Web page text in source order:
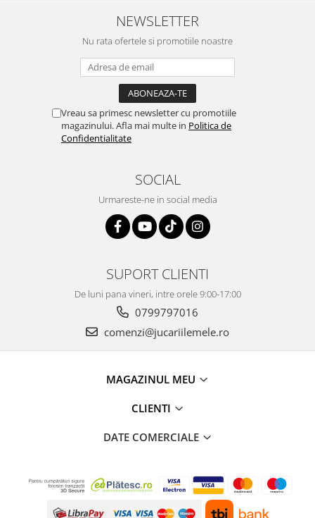
NEWSLETTER
Nu rata ofertele si promotiile noastre
Vreau sa primesc newsletter cu promotiile
magazinului. Afla mai multe in Politica de
Confidentialitate
SOCIAL
Urmareste-ne in social media
SUPORT CLIENTI
De luni pana vineri, intre orele 9:00-17:00
0799797016
comenzi@jucariilemele.ro
MAGAZINUL MEU
CLIENTI
DATE COMERCIALE